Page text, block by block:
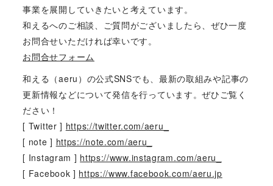
事業を展開していきたいと考えています。
和えるへのご相談、ご質問がございましたら、ぜひ一度
お問合せいただければ幸いです。
お問合せフォーム
和える（aeru）の公式SNSでも、最新の取組みや記事の
更新情報などについて発信を行っています。ぜひご覧く
ださい！
[ Twitter ] https://twitter.com/aeru_
[ note ] https://note.com/aeru_
[ Instagram ] https://www.instagram.com/aeru_
[ Facebook ] https://www.facebook.com/aeru.jp